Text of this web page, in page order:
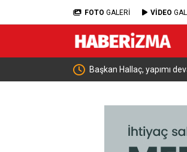
FOTO GALERİ VİDEO
Başkan Hallaç, yapımı